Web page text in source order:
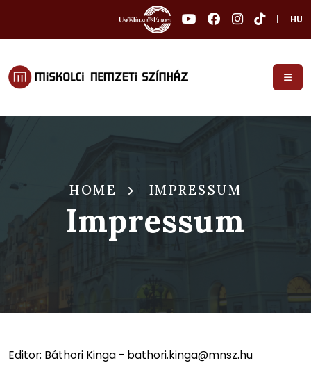
HU
HOME IMPRESSUM
Impressum
Editor: Báthori Kinga - bathori.kinga@mnsz.hu